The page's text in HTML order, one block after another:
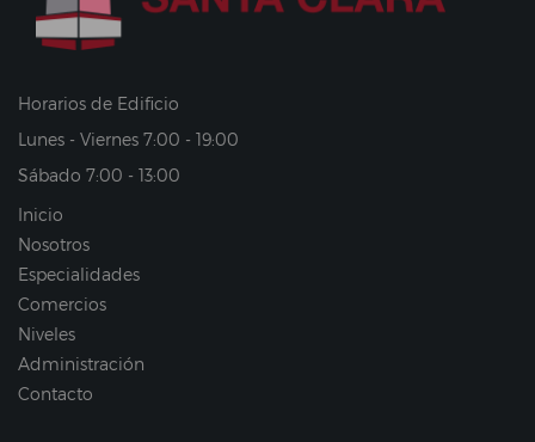
Horarios de Edificio
Lunes - Viernes 7:00 - 19:00
Sábado 7:00 - 13:00
Inicio
Nosotros
Especialidades
Comercios
Niveles
Administración
Contacto